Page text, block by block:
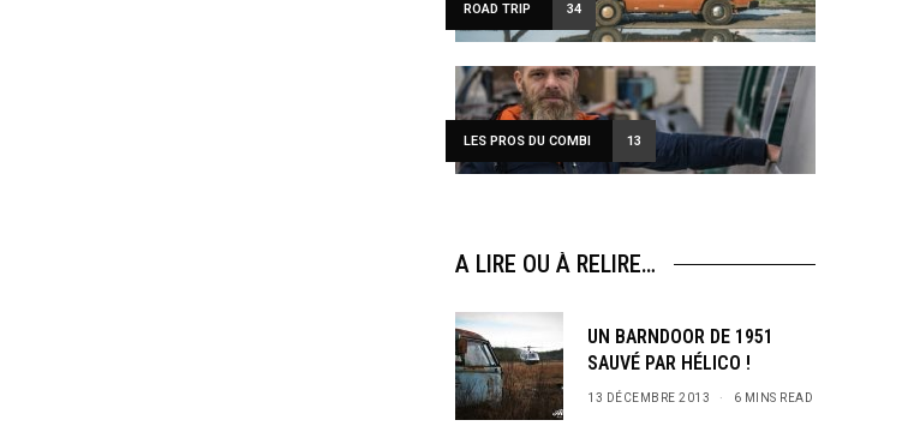
I would like to receive news and special offers.
ROAD TRIP 34
LES PROS DU COMBI 13
A LIRE OU À RELIRE…
UN BARNDOOR DE 1951
SAUVÉ PAR HÉLICO !
13 DÉCEMBRE 2013 6 MINS READ